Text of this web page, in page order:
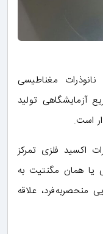
مغناطیسی
آزمایشگاهی تولید
است.
اکسید فلزی تمرکز
یا همان مگنتیت به
منحصربه‌فرد، علاقه